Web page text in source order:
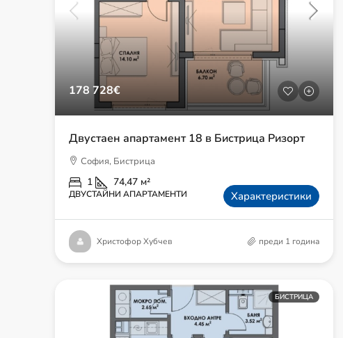
178 728€
Двустаен апартамент 18 в Бистрица Ризорт
София, Бистрица
1 74,47 м²
ДВУСТАЙНИ АПАРТАМЕНТИ Характеристики
Христофор Хубчев преди 1 година
БИСТРИЦА